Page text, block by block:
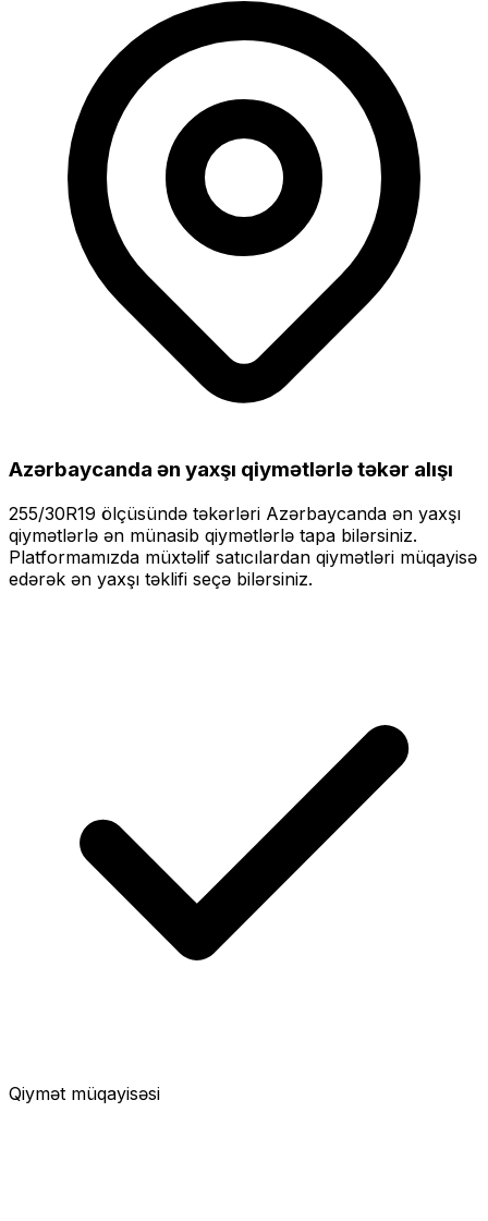
Azərbaycanda ən yaxşı qiymətlərlətəkər alışı
255/30R19 ölçüsündə təkərləri Azərbaycanda ən yaxşı
qiymətlərlə ən münasib qiymətlərlə tapa bilərsiniz.
Platformamızda müxtəlif satıcılardan qiymətləri müqayisə
edərək ən yaxşı təklifi seçə bilərsiniz.
Qiymət müqayisəsi